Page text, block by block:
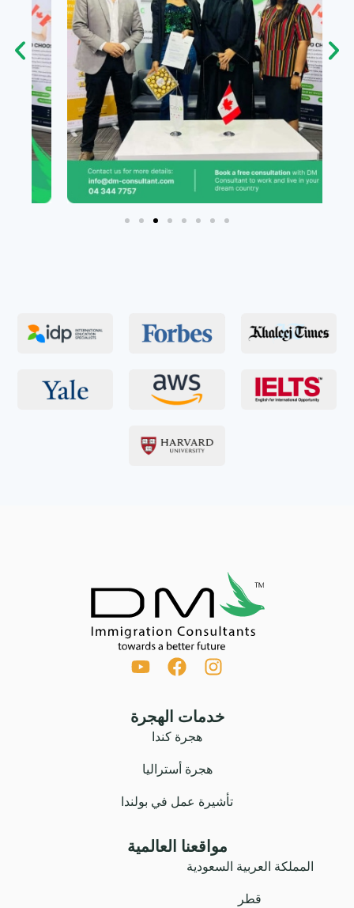
خدمات الهجرة
هجرة كندا
هجرة أستراليا
تأشيرة عمل في بولندا
مواقعنا العالمية
المملكة العربية السعودية
قطر